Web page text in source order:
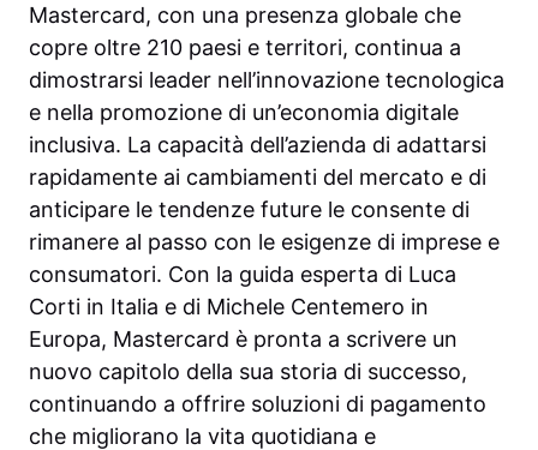
Mastercard, con una presenza globale che
copre oltre 210 paesi e territori, continua a
dimostrarsi leader nell’innovazione tecnologica
e nella promozione di un’economia digitale
inclusiva. La capacità dell’azienda di adattarsi
rapidamente ai cambiamenti del mercato e di
anticipare le tendenze future le consente di
rimanere al passo con le esigenze di imprese e
consumatori. Con la guida esperta di Luca
Corti in Italia e di Michele Centemero in
Europa, Mastercard è pronta a scrivere un
nuovo capitolo della sua storia di successo,
continuando a offrire soluzioni di pagamento
che migliorano la vita quotidiana e